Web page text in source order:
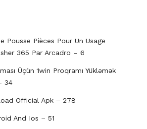
Pousse Pièces Pour Un Usage
365 Par Arcadro – 6
Üçün 1win Proqramı Yükləmək
34
Official Apk – 278
And Ios – 51